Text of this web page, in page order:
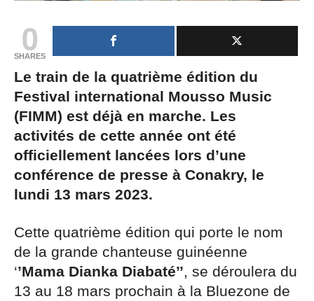
0
SHARES
Le train de la quatrième édition du
Festival international Mousso Music
(FIMM) est déjà en marche. Les
activités de cette année ont été
officiellement lancées lors d’une
conférence de presse à Conakry, le
lundi 13 mars 2023.
Cette quatrième édition qui porte le nom
de la grande chanteuse guinéenne
‘’Mama Dianka Diabaté’’, se déroulera du
13 au 18 mars prochain à la Bluezone de